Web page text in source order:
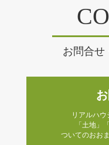
お問合せ
リアルハ
「土地」
ついてのおお